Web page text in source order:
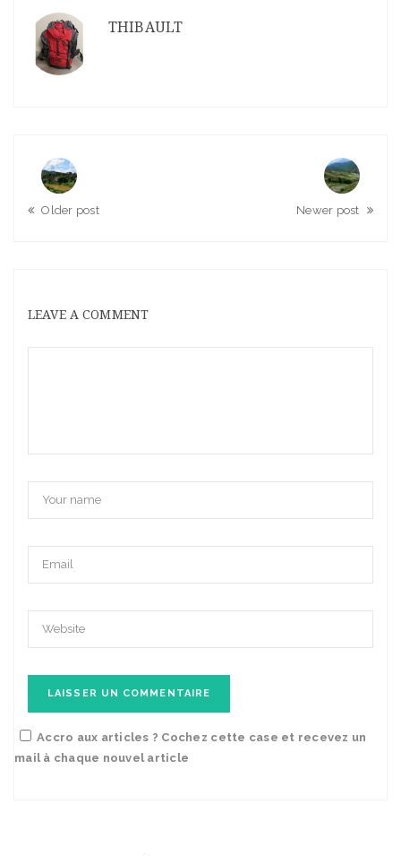
THIBAULT
Older post Newer post
LEAVE A COMMENT
Accro aux articles ? Cochez cette case et recevez un
mail à chaque nouvel article